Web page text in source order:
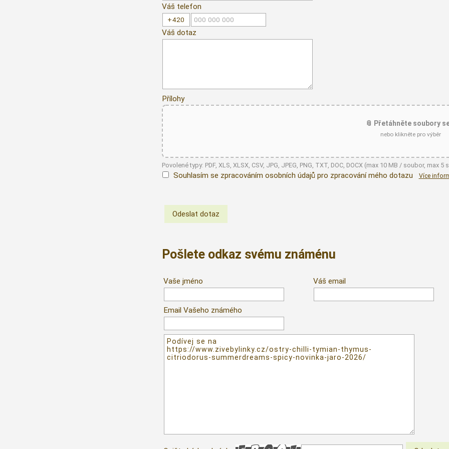
Váš telefon
Váš dotaz
Přílohy
📎 Přetáhněte soubory
nebo klikněte pro výběr
Povolené typy: PDF, XLS, XLSX, CSV, JPG, JPEG, PNG, TXT, DOC, DOCX (max 10 MB / soubor, max 5
Souhlasím se zpracováním osobních údajů pro zpracování mého dotazu Více
Pošlete odkaz svému známénu
Vaše jméno Váš email
Email Vašeho známého